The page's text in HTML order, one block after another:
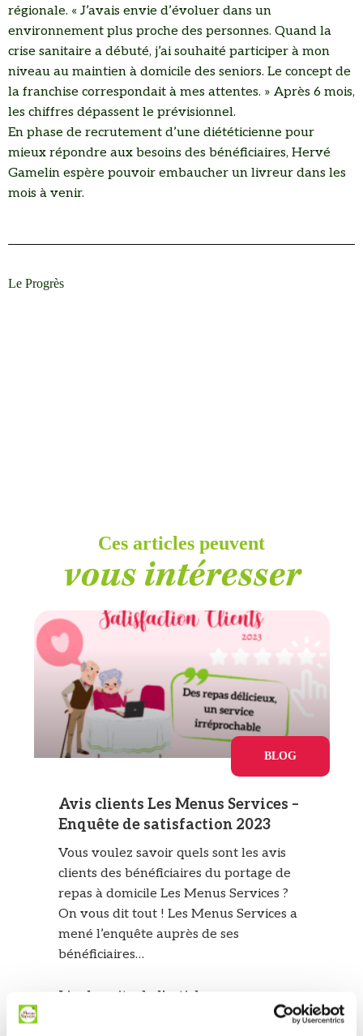
régionale. « J’avais envie d’évoluer dans un
environnement plus proche des personnes. Quand la
crise sanitaire a débuté, j’ai souhaité participer à mon
niveau au maintien à domicile des seniors. Le concept de
la franchise correspondait à mes attentes. » Après 6 mois,
les chiffres dépassent le prévisionnel.
En phase de recrutement d’une diététicienne pour
mieux répondre aux besoins des bénéficiaires, Hervé
Gamelin espère pouvoir embaucher un livreur dans les
mois à venir.
Le Progrès
Ces articles peuvent
vous intéresser
BLOG
Avis clients Les Menus Services –
Enquête de satisfaction 2023
Vous voulez savoir quels sont les avis
clients des bénéficiaires du portage de
repas à domicile Les Menus Services ?
On vous dit tout ! Les Menus Services a
mené l’enquête auprès de ses
bénéficiaires…
Lire la suite de l'article